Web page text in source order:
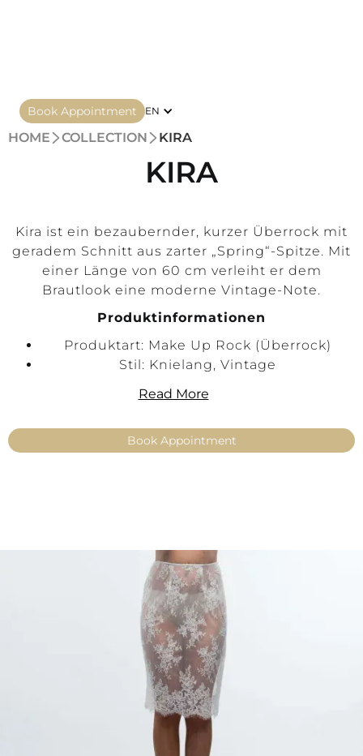
Book Appointment EN
HOME COLLECTION KIRA
KIRA
Kira ist ein bezaubernder, kurzer Überrock mit
geradem Schnitt aus zarter „Spring“-Spitze. Mit
einer Länge von 60 cm verleiht er dem
Brautlook eine moderne Vintage-Note.
Produktinformationen
Produktart: Make Up Rock (Überrock)
Stil: Knielang, Vintage
Farbe: Ivory
Spitze: Spring
Gerader Schnitt
Zarte „Spring“-Spitze
60 cm Länge für einen modernen Vintage-
Look
Perfekt für Standesamt und Mix & Match
Brautstylings
Kira Kurzer Spitzen Brautrock – Vintage
Überrock 60 cm
Read More
Book Appointment